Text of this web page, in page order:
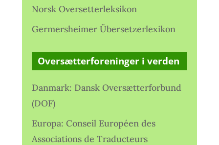
Norsk Oversetterleksikon
Germersheimer Übersetzerlexikon
Oversætterforeninger i verden
Danmark: Dansk Oversætterforbund
(DOF)
Europa: Conseil Européen des
Associations de Traducteurs